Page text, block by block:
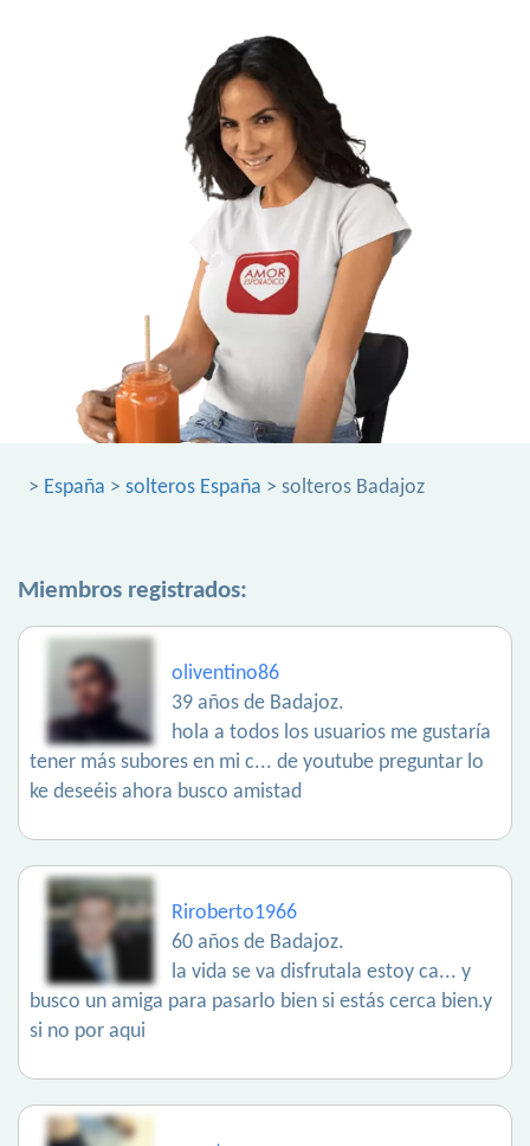
> España > solteros España > solteros Badajoz
Miembros registrados:
oliventino86
39 años de Badajoz.
hola a todos los usuarios me gustaría
tener más subores en mi c... de youtube preguntar lo
ke deseéis ahora busco amistad
Riroberto1966
60 años de Badajoz.
la vida se va disfrutala estoy ca... y
busco un amiga para pasarlo bien si estás cerca bien.y
si no por aqui